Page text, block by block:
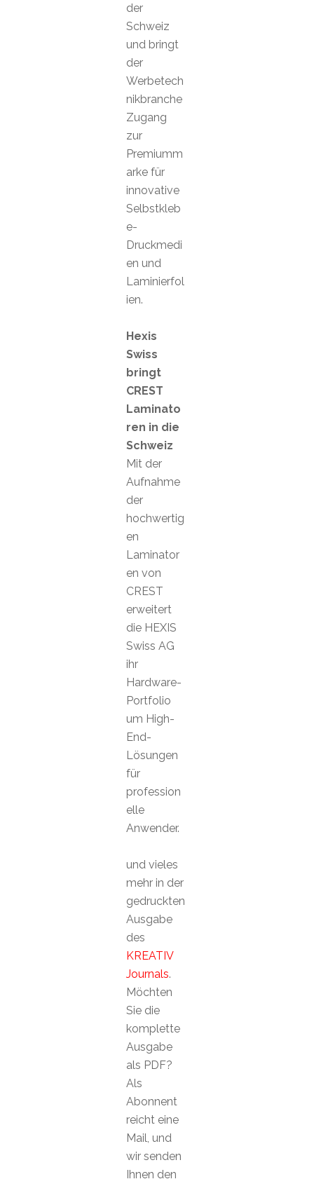
der
Schweiz
und bringt
der
Werbetech
nikbranche
Zugang
zur
Premiumm
arke für
innovative
Selbstkleb
e-
Druckmedi
en und
Laminierfol
ien.
Hexis
Swiss
bringt
CREST
Laminato
ren in die
Schweiz
Mit der
Aufnahme
der
hochwertig
en
Laminator
en von
CREST
erweitert
die HEXIS
Swiss AG
ihr
Hardware-
Portfolio
um High-
End-
Lösungen
für
profession
elle
Anwender.
und vieles
mehr in der
gedruckten
Ausgabe
des
KREATIV
Journals.
Möchten
Sie die
komplette
Ausgabe
als PDF?
Als
Abonnent
reicht eine
Mail, und
wir senden
Ihnen den